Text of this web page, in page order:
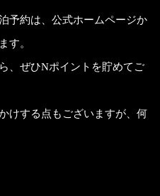
予約は、公式ホームページか
す。
、ぜひNポイントを貯めてご
けする点もございますが、何